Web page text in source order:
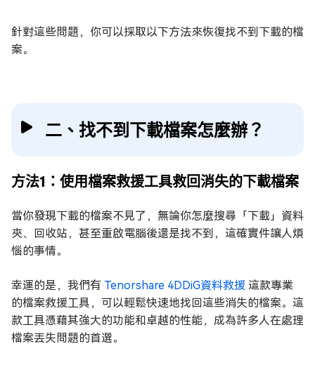
針對這些問題，你可以採取以下方法來恢復找不到下載的檔
案。
二、找不到下載檔案怎麼辦？
方法1：使用檔案救援工具救回消失的下載檔案
當你發現下載的檔案不見了，無論你怎麼搜尋「下載」資料
夾、回收站，甚至重啟電腦後還是找不到，這確實件讓人煩
惱的事情。
幸運的是，我們有 Tenorshare 4DDiG資料救援 這款專業
的檔案救援工具，可以輕鬆快速地找回這些消失的檔案。這
款工具憑藉其強大的功能和卓越的性能，成為許多人在處理
檔案丟失問題的首選。